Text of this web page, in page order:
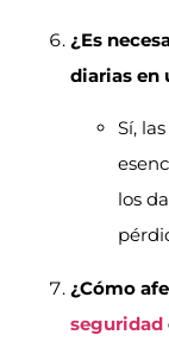
¿Es
diarias en
Sí,
los
¿Cómo
seguridad